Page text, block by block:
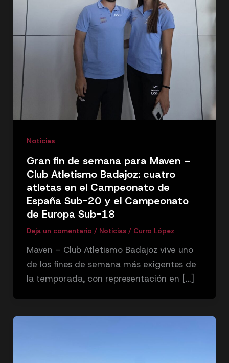
Noticias
Gran fin de semana para Maven –
Club Atletismo Badajoz: cuatro
atletas en el Campeonato de
España Sub-20 y el Campeonato
de Europa Sub-18
Deja un comentario / Noticias/ Curro López
Maven – Club Atletismo Badajoz vive uno
de los fines de semana más exigentes de
la temporada, con representación en […]